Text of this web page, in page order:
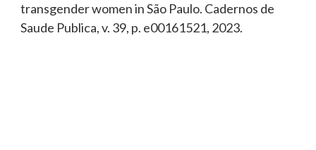
transgender women in São Paulo. Cadernos de
Saude Publica, v. 39, p. e00161521, 2023.